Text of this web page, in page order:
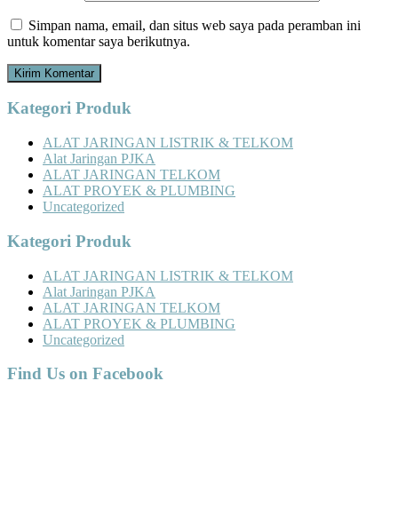
Simpan nama, email, dan situs web saya pada peramban ini
untuk komentar saya berikutnya.
Kategori Produk
ALAT JARINGAN LISTRIK & TELKOM
Alat Jaringan PJKA
ALAT JARINGAN TELKOM
ALAT PROYEK & PLUMBING
Uncategorized
Kategori Produk
ALAT JARINGAN LISTRIK & TELKOM
Alat Jaringan PJKA
ALAT JARINGAN TELKOM
ALAT PROYEK & PLUMBING
Uncategorized
Find Us on Facebook